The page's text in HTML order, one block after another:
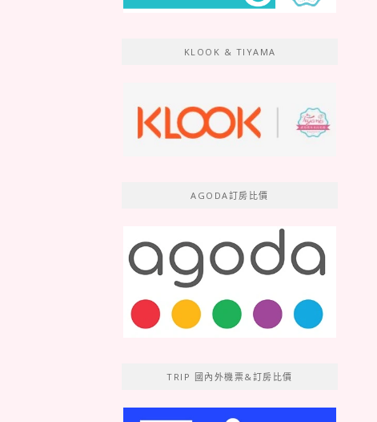
KLOOK & TIYAMA
AGODA訂房比價
TRIP 國內外機票&訂房比價